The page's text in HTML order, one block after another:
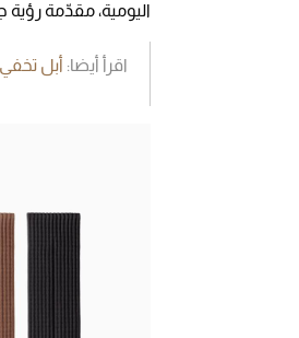
اليومية، مقدّمة رؤية
اقرأ أيضا: أبل تخفي